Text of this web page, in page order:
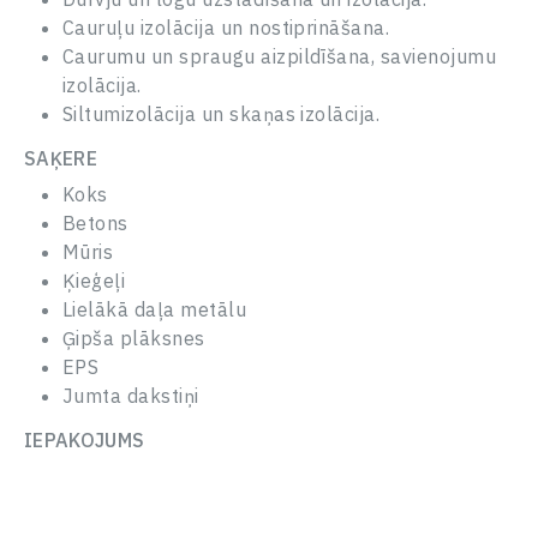
Cauruļu izolācija un nostiprināšana.
Caurumu un spraugu aizpildīšana, savienojumu
izolācija.
Siltumizolācija un skaņas izolācija.
SAĶERE
Koks
Betons
Mūris
Ķieģeļi
Lielākā daļa metālu
Ģipša plāksnes
EPS
Jumta dakstiņi
IEPAKOJUMS